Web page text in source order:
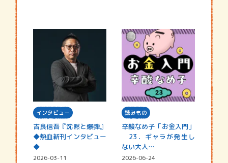
インタビュー
吉良信吾『沈黙と爆弾』
◆熱血新刊インタビュー
◆
2026-03-11
読みもの
辛酸なめ子「お金入門」
23．ギャラが発生し
ない大人…
2026-06-24